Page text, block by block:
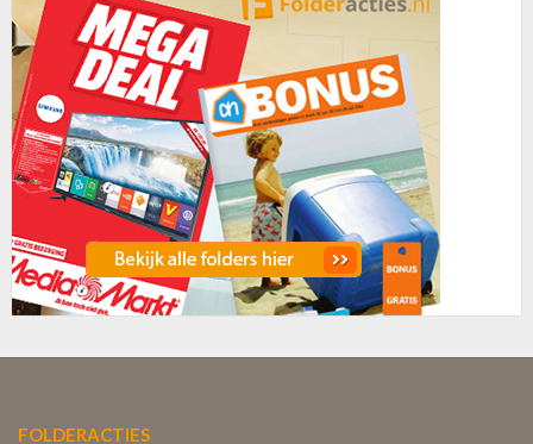
FOLDERACTIES